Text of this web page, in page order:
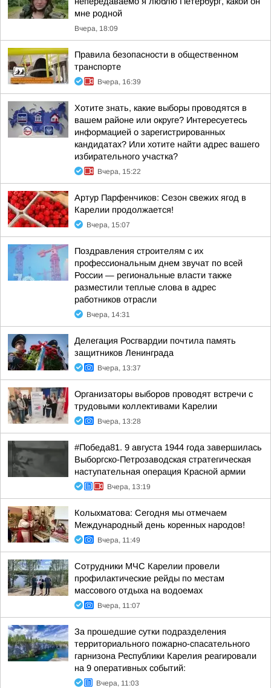
мне родной
Вчера, 18:09
Правила безопасности в общественном
транспорте
Вчера, 16:39
Хотите знать, какие выборы проводятся в
вашем районе или округе? Интересуетесь
информацией о зарегистрированных
кандидатах? Или хотите найти адрес вашего
избирательного участка?
Вчера, 15:22
Артур Парфенчиков: Сезон свежих ягод в
Карелии продолжается!
Вчера, 15:07
Поздравления строителям с их
профессиональным днем звучат по всей
России — региональные власти также
разместили теплые слова в адрес
работников отрасли
Вчера, 14:31
Делегация Росгвардии почтила память
защитников Ленинграда
Вчера, 13:37
Организаторы выборов проводят встречи с
трудовыми коллективами Карелии
Вчера, 13:28
#Победа81. 9 августа 1944 года завершилась
Выборгско-Петрозаводская стратегическая
наступательная операция Красной армии
Вчера, 13:19
Колыхматова: Сегодня мы отмечаем
Международный день коренных народов!
Вчера, 11:49
Сотрудники МЧС Карелии провели
профилактические рейды по местам
массового отдыха на водоемах
Вчера, 11:07
За прошедшие сутки подразделения
территориального пожарно-спасательного
гарнизона Республики Карелия реагировали
на 9 оперативных событий:
Вчера, 11:03